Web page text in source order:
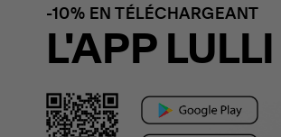
-10% EN TÉLÉCHARGEANT
L'APP LULLI